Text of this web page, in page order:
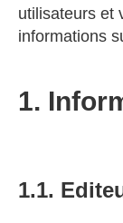
utilisateurs et
informations
1.
1.1.